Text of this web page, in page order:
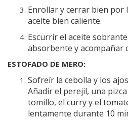
Enrollar y cerrar bien por
aceite bien caliente.
Escurrir el aceite
absorbente y acompañar
ESTOFADO DE MERO:
Sofreír la cebolla y los
Añadir el perejil, una
tomillo, el curry y el
lentamente durante 10